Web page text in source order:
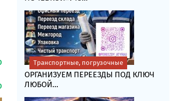
ОРГАНИЗУЕМ ПЕРЕЕЗДЫ ПОД КЛЮЧ
ЛЮБОЙ...
Транспортные, погрузочные